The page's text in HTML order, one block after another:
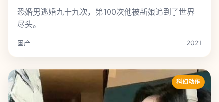
恐婚男逃婚九十九次，第100次他被新娘追到了世界
尽头。
国产 2021
科幻动作